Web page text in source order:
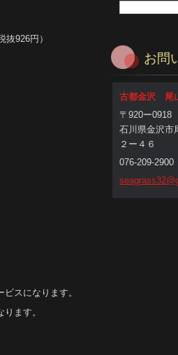
抜926円）
スになります。
ます。
お問
古都金沢 尾
〒920ー0918
石川県金沢市
２ー４６
076-209-2900
seagrass